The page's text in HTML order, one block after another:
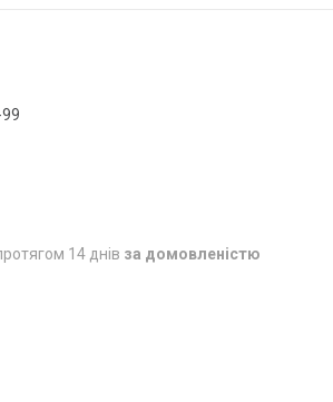
14 днів за домовленістю